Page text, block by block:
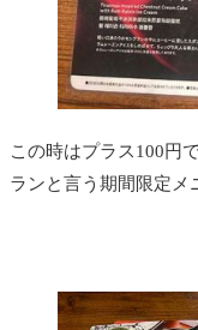
この時はプラス100円
ランと言う期間限定メ